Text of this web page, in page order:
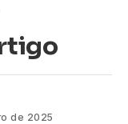
de 2025